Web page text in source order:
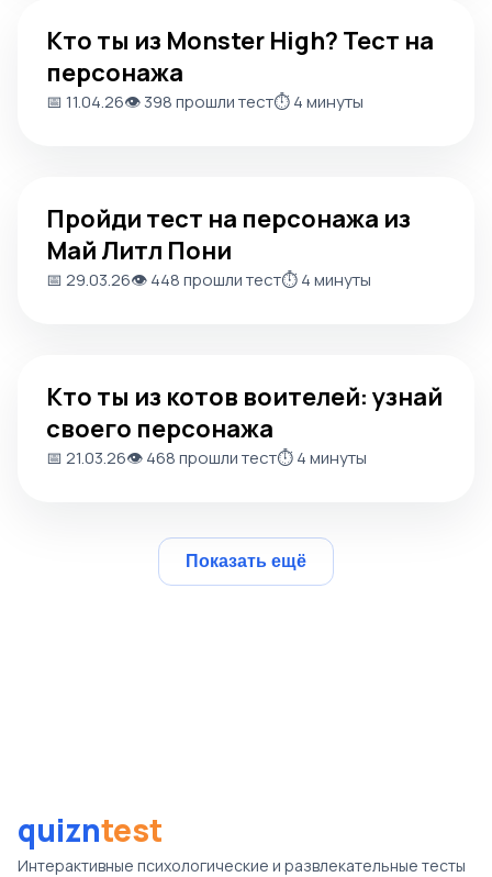
Кто ты из Monster High? Тест на
персонажа
📅 11.04.26👁️ 398 прошли тест⏱️ 4 минуты
Пройди тест на персонажа из
Май Литл Пони
📅 29.03.26👁️ 448 прошли тест⏱️ 4 минуты
Кто ты из котов воителей: узнай
своего персонажа
📅 21.03.26👁️ 468 прошли тест⏱️ 4 минуты
Показать ещё
quizntest
Интерактивные психологические и развлекательные тесты